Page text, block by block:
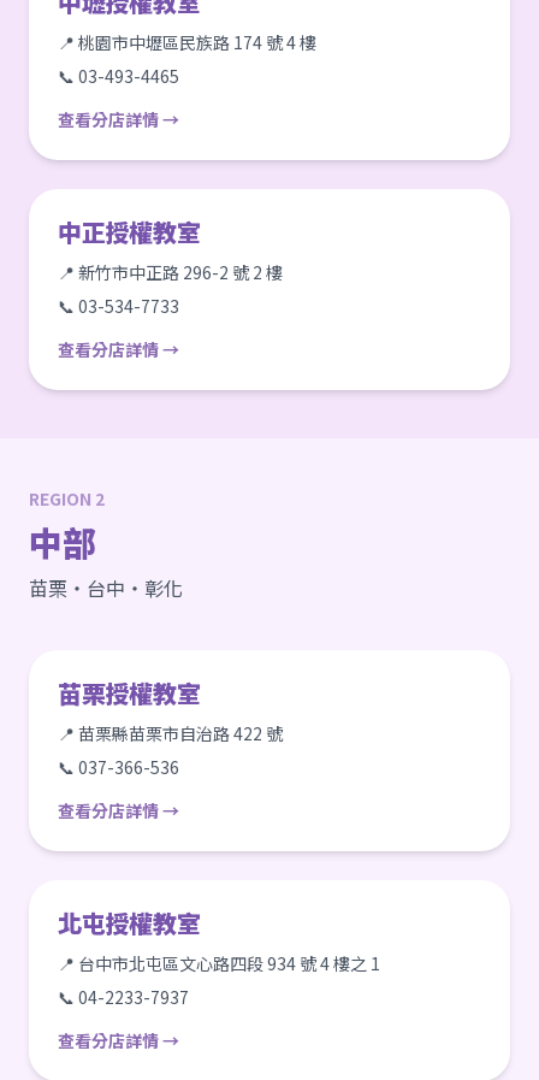
📍 桃園市中壢區民族路 174 號 4 樓
📞 03-493-4465
查看分店詳情 →
中正授權教室
📍 新竹市中正路 296-2 號 2 樓
📞 03-534-7733
查看分店詳情 →
REGION 2
中部
苗栗・台中・彰化
苗栗授權教室
📍 苗栗縣苗栗市自治路 422 號
📞 037-366-536
查看分店詳情 →
北屯授權教室
📍 台中市北屯區文心路四段 934 號 4 樓之 1
📞 04-2233-7937
查看分店詳情 →